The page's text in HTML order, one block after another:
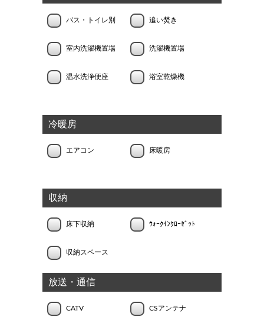
バス・トイレ別 追い焚き
室内洗濯機置場 洗濯機置場
温水洗浄便座 浴室乾燥機
冷暖房
エアコン 床暖房
収納
床下収納 ｳｫｰｸｲﾝｸﾛｰｾﾞｯﾄ
収納スペース
放送・通信
CATV CSアンテナ